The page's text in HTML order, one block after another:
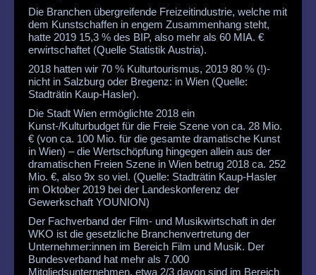
Die Branchen übergreifende Freizeitindustrie, welche mit
dem Kunstschaffen in engem Zusammenhang steht,
hatte 2019 15,3 % des BIP, also mehr als 60 MIA. €
erwirtschaftet (Quelle Statistik Austria).
2018 hatten wir 70 % Kulturtourismus, 2019 80 % (!)-
nicht in Salzburg oder Bregenz: in Wien (Quelle:
Stadträtin Kaup-Hasler).
Die Stadt Wien ermöglichte 2018 ein
Kunst-/Kulturbudget für die Freie Szene von ca. 28 Mio.
€ (von ca. 100 Mio. für die gesamte dramatische Kunst
in Wien) – die Wertschöpfung hingegen allein aus der
dramatischen Freien Szene in Wien betrug 2018 ca. 252
Mio. €, also 9x so viel. (Quelle: Stadträtin Kaup-Hasler
im Oktober 2019 bei der Landeskonferenz der
Gewerkschaft YOUNION)
Der Fachverband der Film- und Musikwirtschaft in der
WKO ist die gesetzliche Branchenvertretung der
Unternehmer:innen im Bereich Film und Musik. Der
Bundesverband hat mehr als 7.000
Mitgliedsunternehmen, etwa 2/3 davon sind im Bereich